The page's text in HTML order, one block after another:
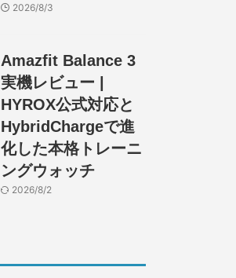
2026/8/3
Amazfit Balance 3
実機レビュー |
HYROX公式対応と
HybridChargeで進
化した本格トレーニ
ングウォッチ
2026/8/2